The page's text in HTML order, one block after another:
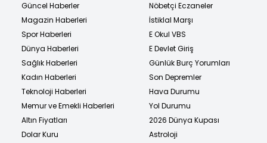
Güncel Haberler
Magazin Haberleri
Spor Haberleri
Dünya Haberleri
Sağlık Haberleri
Kadın Haberleri
Teknoloji Haberleri
Memur ve Emekli Haberleri
Altın Fiyatları
Dolar Kuru
Nöbetçi Eczaneler
İstiklal Marşı
E Okul VBS
E Devlet Giriş
Günlük Burç Yorumları
Son Depremler
Hava Durumu
Yol Durumu
2026 Dünya Kupası
Astroloji